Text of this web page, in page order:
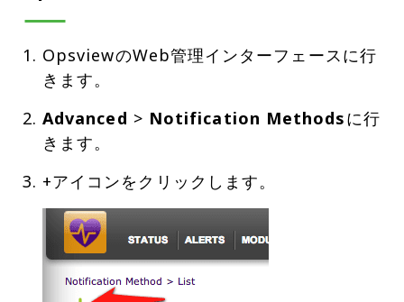
OpsviewのWeb管理インターフェースに行
きます。
Advanced > Notification Methodsに行
きます。